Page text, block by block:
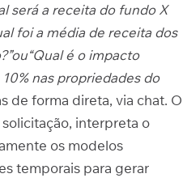
será a receita do fundo X
foi a média de receita dos
ou“Qual é o impacto
nas propriedades do
de forma direta, via chat. O
interpreta o
os modelos
temporais para gerar